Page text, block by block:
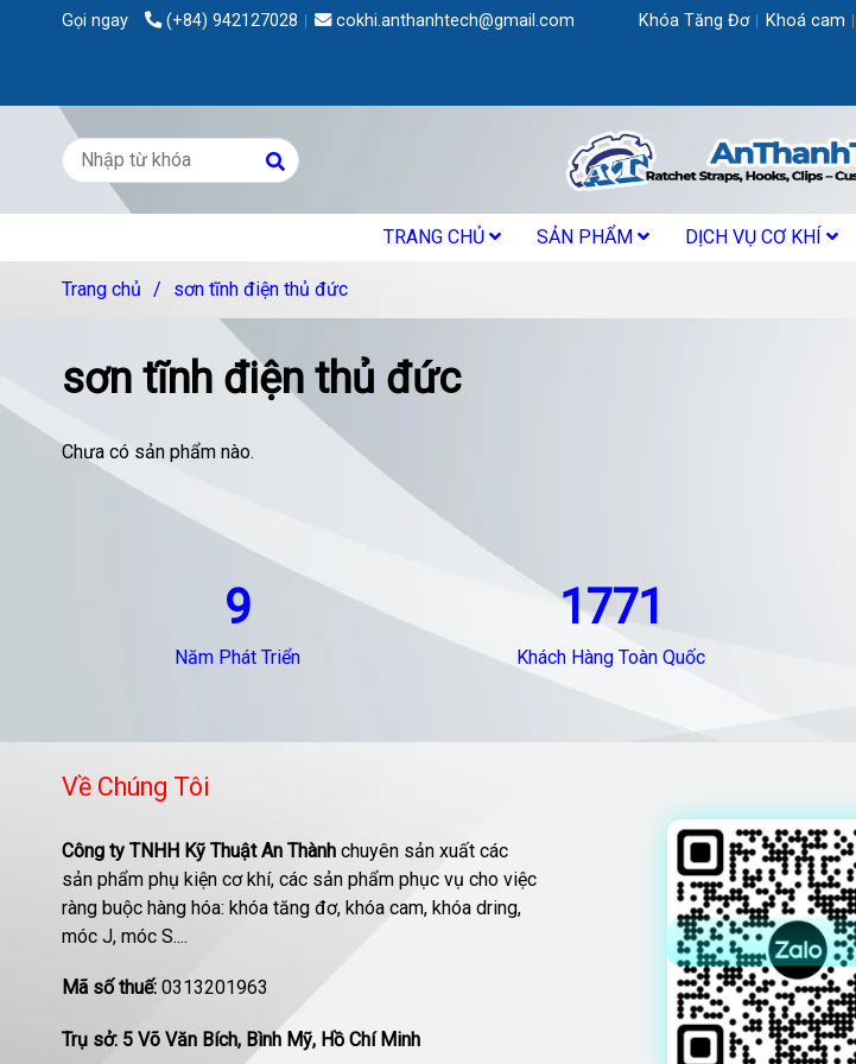
Gọi ngay (+84) 942127028 cokhi.anthanhtech@gmail.com Khóa Tăng Đơ Khoá cam
TRANG CHỦ SẢN PHẨM DỊCH VỤ CƠ KHÍ
Trang chủ / sơn tĩnh điện thủ đức
sơn tĩnh điện thủ đức
Chưa có sản phẩm nào.
9
Năm Phát Triển
1771
Khách Hàng Toàn Quốc
Về Chúng Tôi
Công ty TNHH Kỹ Thuật An Thành chuyên sản xuất các
sản phẩm phụ kiện cơ khí, các sản phẩm phục vụ cho việc
ràng buộc hàng hóa: khóa tăng đơ, khóa cam, khóa dring,
móc J, móc S....
Mã số thuế: 0313201963
Trụ sở: 5 Võ Văn Bích, Bình Mỹ, Hồ Chí Minh